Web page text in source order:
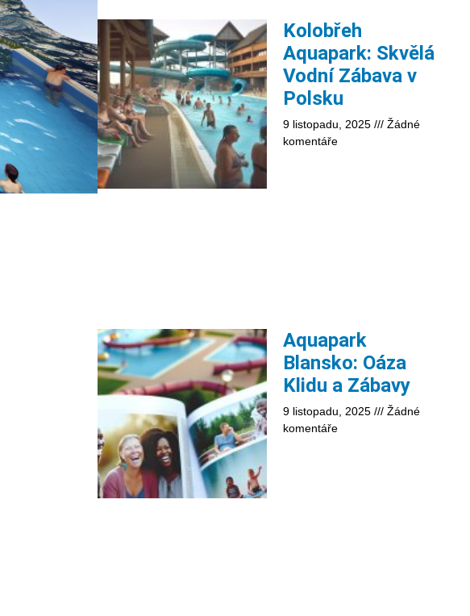
Kolobřeh
Aquapark: Skvělá
Vodní Zábava v
Polsku
9 listopadu, 2025
Žádné
komentáře
Aquapark
Blansko: Oáza
Klidu a Zábavy
9 listopadu, 2025
Žádné
komentáře